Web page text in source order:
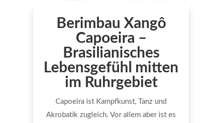
Berimbau Xangô
Capoeira –
Brasilianisches
Lebensgefühl mitten
im Ruhrgebiet
Capoeira ist Kampfkunst, Tanz und
Akrobatik zugleich. Vor allem aber ist es